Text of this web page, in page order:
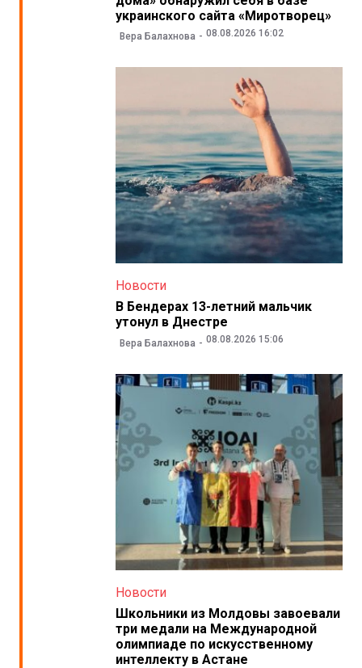
украинского сайта «Миротворец»
Вера Балахнова 08.08.2026 16:02
Новости
В Бендерах 13-летний мальчик
утонул в Днестре
Вера Балахнова 08.08.2026 15:06
Новости
Школьники из Молдовы завоевали
три медали на Международной
олимпиаде по искусственному
интеллекту в Астане